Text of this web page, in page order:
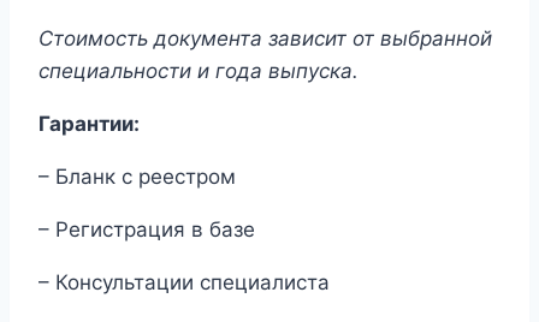
Стоимость документа зависит от выбранной
специальности и года выпуска.
Гарантии:
– Бланк с реестром
– Регистрация в базе
– Консультации специалиста